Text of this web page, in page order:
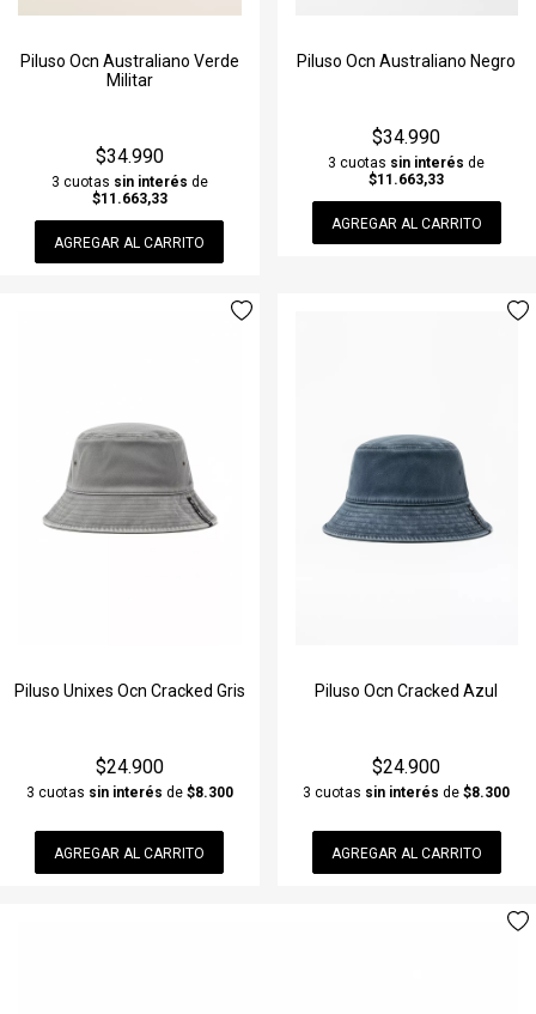
Piluso Ocn Australiano Verde
Militar
$34.990
3 cuotas sin interés de
$11.663,33
AGREGAR AL CARRITO
Piluso Ocn Australiano Negro
$34.990
3 cuotas sin interés de
$11.663,33
AGREGAR AL CARRITO
Piluso Unixes Ocn Cracked Gris
$24.900
3 cuotas sin interés de $8.300
AGREGAR AL CARRITO
Piluso Ocn Cracked Azul
$24.900
3 cuotas sin interés de$8.300
AGREGAR AL CARRITO